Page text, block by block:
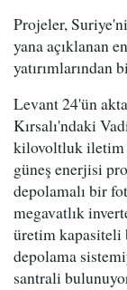
Projeler,
yana açıklanan
yatırımlarından
Levant 24'ün
Kırsalı'ndaki
kilovoltluk iletim
güneş enerjisi
depolamalı bir
megavatlık
üretim kapasiteli
depolama
santrali